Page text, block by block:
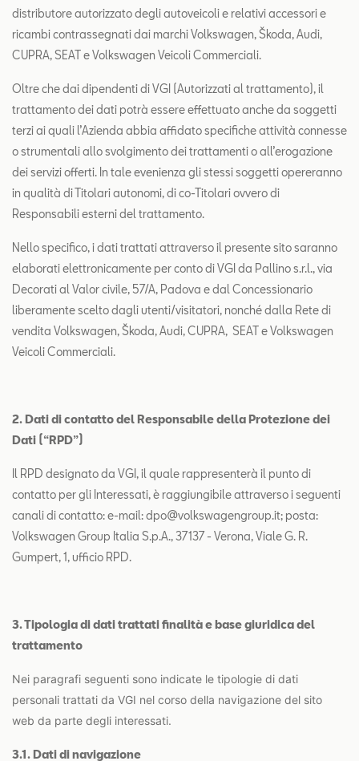
distributore autorizzato degli autoveicoli e relativi accessori e
ricambi contrassegnati dai marchi Volkswagen, Škoda, Audi,
CUPRA, SEAT e Volkswagen Veicoli Commerciali.
Oltre che dai dipendenti di VGI (Autorizzati al trattamento), il
trattamento dei dati potrà essere effettuato anche da soggetti
terzi ai quali l’Azienda abbia affidato specifiche attività connesse
o strumentali allo svolgimento dei trattamenti o all’erogazione
dei servizi offerti. In tale evenienza gli stessi soggetti opereranno
in qualità di Titolari autonomi, di co-Titolari ovvero di
Responsabili esterni del trattamento.
Nello specifico, i dati trattati attraverso il presente sito saranno
elaborati elettronicamente per conto di VGI da Pallino s.r.l., via
Decorati al Valor civile, 57/A, Padova e dal Concessionario
liberamente scelto dagli utenti/visitatori, nonché dalla Rete di
vendita Volkswagen, Škoda, Audi, CUPRA, SEAT e Volkswagen
Veicoli Commerciali.
2. Dati di contatto del Responsabile della Protezione dei
Dati (“RPD”)
Il RPD designato da VGI, il quale rappresenterà il punto di
contatto per gli Interessati, è raggiungibile attraverso i seguenti
canali di contatto: e-mail: dpo@volkswagengroup.it; posta:
Volkswagen Group Italia S.p.A., 37137 - Verona, Viale G. R.
Gumpert, 1, ufficio RPD.
3. Tipologia di dati trattati finalità e base giuridica del
trattamento
Nei paragrafi seguenti sono indicate le tipologie di dati
personali trattati da VGI nel corso della navigazione del sito
web da parte degli interessati.
3.1. Dati di navigazione